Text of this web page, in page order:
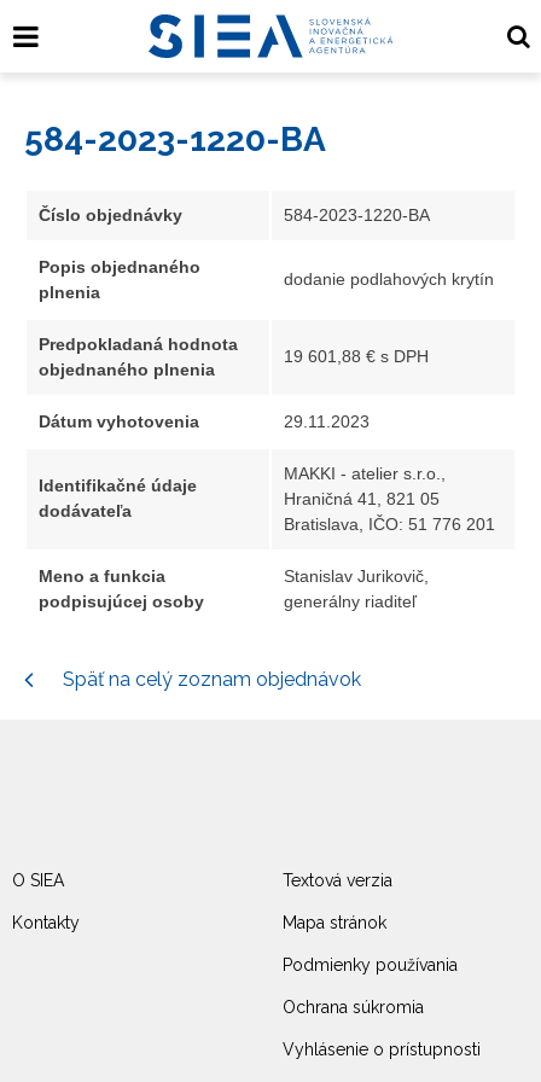
584-2023-1220-BA
Číslo objednávky 584-2023-1220-BA
Popis objednaného
plnenia
dodanie podlahových krytín
Predpokladaná hodnota
objednaného plnenia
19 601,88 € s DPH
Dátum vyhotovenia 29.11.2023
Identifikačné údaje
dodávateľa
MAKKI - atelier s.r.o.,
Hraničná 41, 821 05
Bratislava, IČO: 51 776 201
Meno a funkcia
podpisujúcej osoby
Stanislav Jurikovič,
generálny riaditeľ
Späť na celý zoznam objednávok
O SIEA
Kontakty
Textová verzia
Mapa stránok
Podmienky používania
Ochrana súkromia
Vyhlásenie o prístupnosti